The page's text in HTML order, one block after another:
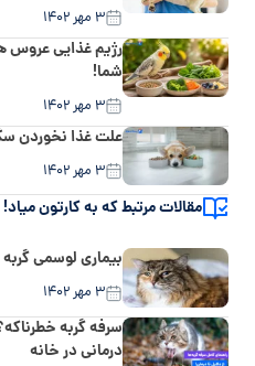
۳ مهر ۱۴۰۲
رژیم غذایی عروس
شما!
۳ مهر ۱۴۰۲
علت غذا
۳ مهر ۱۴۰۲
مقالات مرتبط که به کارتون میاد!
بیماری لوسمی
۳ مهر ۱۴۰۲
سرفه گربه
درمانی در خانه